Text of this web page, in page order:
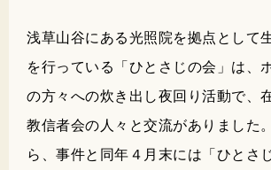
浅草山谷にある光照院を拠点として
を行っている「ひとさじの会」は、
の方々への炊き出し夜回り活動で、
教信者会の人々と交流がありました
ら、事件と同年４月末には「ひとさ